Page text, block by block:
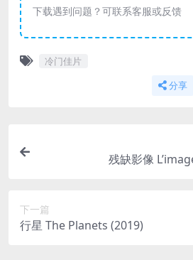
下载遇到问题？可联系客服或反馈
冷门佳片
分享
残缺影像
下一篇
行星 The Planets (2019)